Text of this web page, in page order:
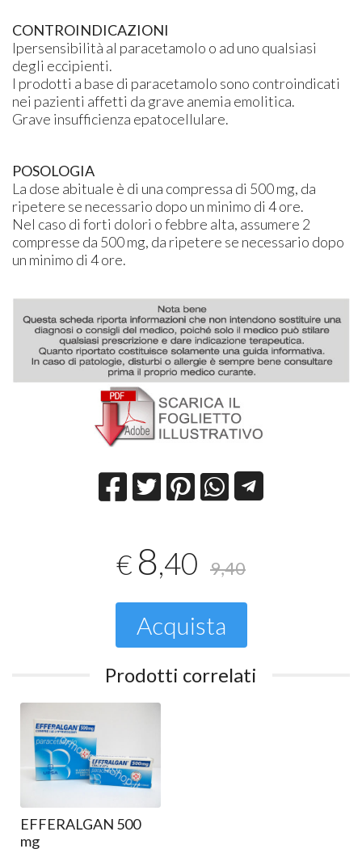
CONTROINDICAZIONI
Ipersensibilità al paracetamolo o ad uno qualsiasi
degli eccipienti.
I prodotti a base di paracetamolo sono controindicati
nei pazienti affetti da grave anemia emolitica.
Grave insufficienza epatocellulare.
POSOLOGIA
La dose abituale è di una compressa di 500 mg, da
ripetere se necessario dopo un minimo di 4 ore.
Nel caso di forti dolori o febbre alta, assumere 2
compresse da 500 mg, da ripetere se necessario dopo
un minimo di 4 ore.
€ 8,40 9,40
Acquista
Prodotti correlati
EFFERALGAN 500
mg